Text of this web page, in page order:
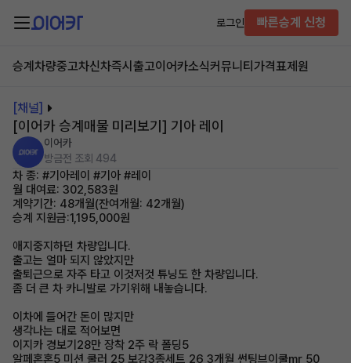
로그인 빠른승계 신청
승계차량중고차신차즉시출고이어카소식커뮤니티 가격표제원
[채널]
[이어카 승계매물 미리보기] 기아 레이
이어카
방금전 조회 494
차 종: #기아레이 #기아 #레이
월 대여료: 302,583원
계약기간: 48개월(잔여개월: 42개월)
승계 지원금:1,195,000원
애지중지하던 차량입니다.
출고는 얼마 되지 않았지만
출퇴근으로 자주 타고 이것저것 튜닝도 한 차량입니다.
좀 더 큰 차 카니발로 가기위해 내놓습니다.
이차에 들어간 돈이 많지만
생각나는 대로 적어보면
이지카 경보기28만 장착 2주 락 폴딩5
알페혼혼5 미션 쿨러 25 보강3종세트 26 3개월 썬팅브이쿨mr 50